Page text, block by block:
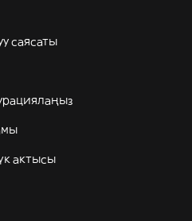
саясаты
актысы